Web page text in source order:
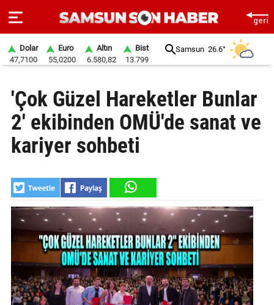
SAYFA
SAMSUN
HABER
GÜNDEM
SİYASET
EKONOMİ
DÜNYA
MAGAZİN
Dolar
47,7100
Euro
55,0200
Altın
6.580,82
Bist
13.799
Samsun 26.6°
'Çok Güzel Hareketler Bunlar
2' ekibinden OMÜ'de sanat ve
kariyer sohbeti